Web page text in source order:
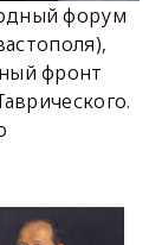
форум
фронт